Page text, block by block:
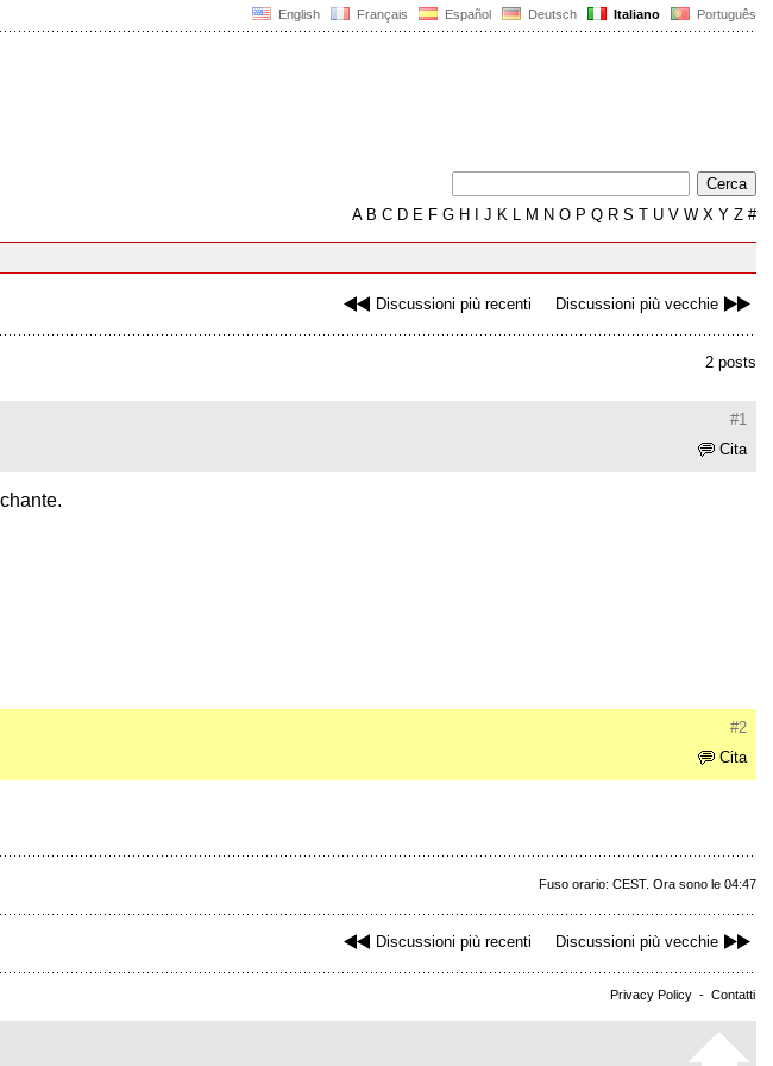
English Français Español Deutsch Italiano Português
AB C D E F G H J K L M N O P Q R S T U V W X Y Z #
Discussioni più recenti Discussioni più vecchie
2 posts
#1
Cita
#2
Cita
Fuso orario: CEST. Ora sono le 04:47
Discussioni più recenti Discussioni più vecchie
Privacy Policy - Contatti